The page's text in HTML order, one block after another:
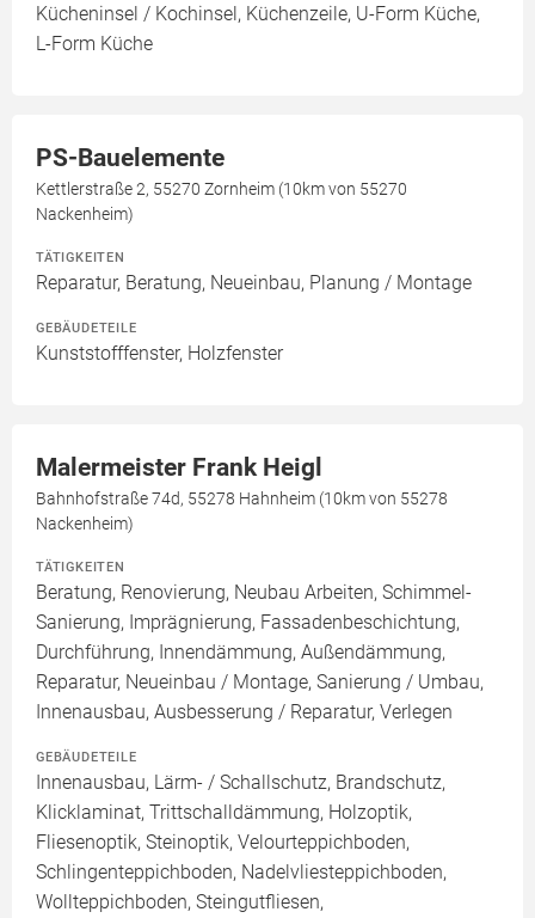
Kücheninsel / Kochinsel, Küchenzeile, U-Form Küche,
L-Form Küche
PS-Bauelemente
Kettlerstraße 2, 55270 Zornheim (10km von 55270
Nackenheim)
TÄTIGKEITEN
Reparatur, Beratung, Neueinbau, Planung / Montage
GEBÄUDETEILE
Kunststofffenster, Holzfenster
Malermeister Frank Heigl
Bahnhofstraße 74d, 55278 Hahnheim (10km von 55278
Nackenheim)
TÄTIGKEITEN
Beratung, Renovierung, Neubau Arbeiten, Schimmel-
Sanierung, Imprägnierung, Fassadenbeschichtung,
Durchführung, Innendämmung, Außendämmung,
Reparatur, Neueinbau / Montage, Sanierung / Umbau,
Innenausbau, Ausbesserung / Reparatur, Verlegen
GEBÄUDETEILE
Innenausbau, Lärm- / Schallschutz, Brandschutz,
Klicklaminat, Trittschalldämmung, Holzoptik,
Fliesenoptik, Steinoptik, Velourteppichboden,
Schlingenteppichboden, Nadelvliesteppichboden,
Wollteppichboden, Steingutfliesen,